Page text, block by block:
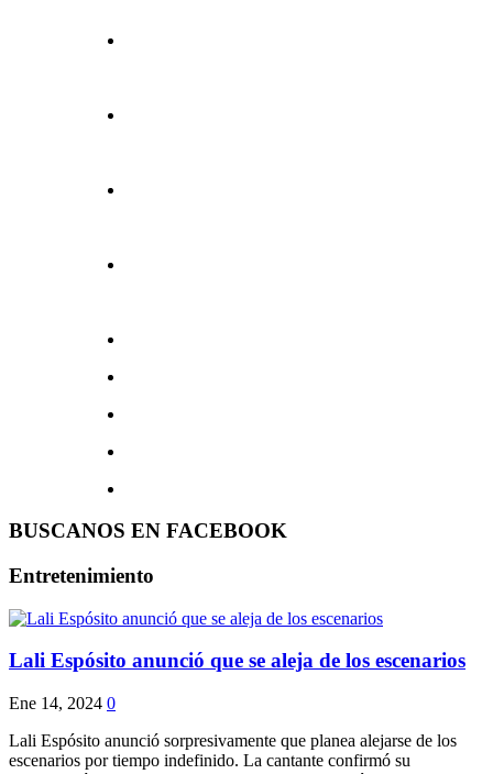
BUSCANOS EN FACEBOOK
Entretenimiento
Lali Espósito anunció que se aleja de los escenarios
Ene 14, 2024 0
Lali Espósito anunció sorpresivamente que planea alejarse de los
escenarios por tiempo indefinido. La cantante confirmó su